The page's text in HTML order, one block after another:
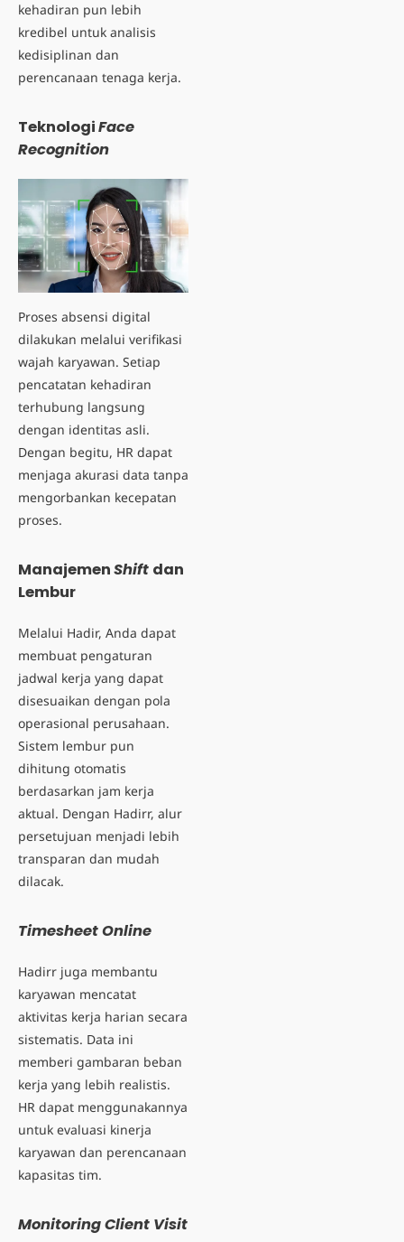
kehadiran pun lebih
kredibel untuk analisis
kedisiplinan dan
perencanaan tenaga kerja.
TeknologiFace
Recognition
Proses absensi digital
dilakukan melalui verifikasi
wajah karyawan. Setiap
pencatatan kehadiran
terhubung langsung
dengan identitas asli.
Dengan begitu, HR dapat
menjaga akurasi data tanpa
mengorbankan kecepatan
proses.
ManajemenShift dan
Lembur
Melalui Hadir, Anda dapat
membuat pengaturan
jadwal kerja yang dapat
disesuaikan dengan pola
operasional perusahaan.
Sistem lembur pun
dihitung otomatis
berdasarkan jam kerja
aktual. Dengan Hadirr, alur
persetujuan menjadi lebih
transparan dan mudah
dilacak.
Timesheet Online
Hadirr juga membantu
karyawan mencatat
aktivitas kerja harian secara
sistematis. Data ini
memberi gambaran beban
kerja yang lebih realistis.
HR dapat menggunakannya
untuk evaluasi kinerja
karyawan dan perencanaan
kapasitas tim.
Monitoring Client Visit